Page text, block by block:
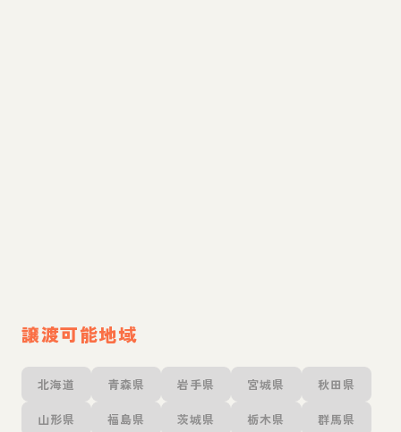
譲渡可能地域
北海道 青森県 岩手県 宮城県 秋田県
山形県 福島県 茨城県 栃木県 群馬県